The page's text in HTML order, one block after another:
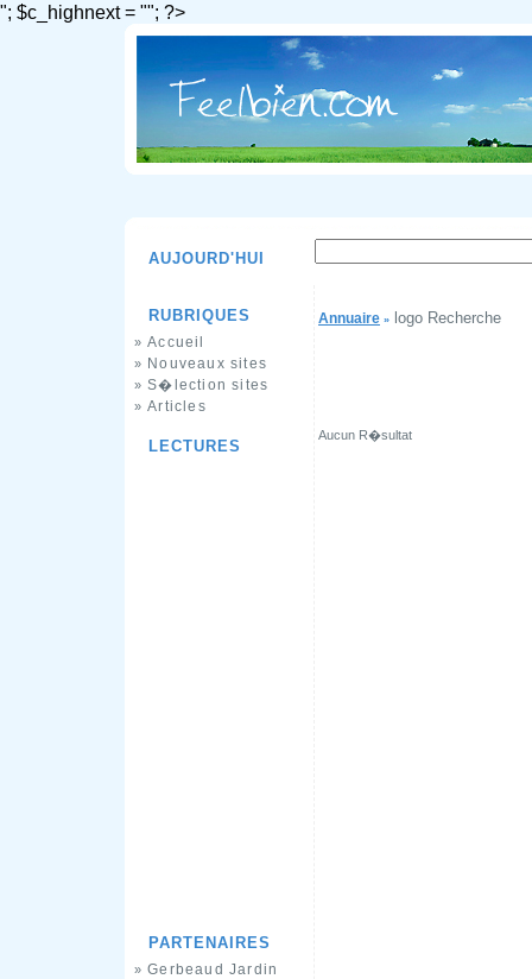
"; $c_highnext = ""; ?>
AUJOURD'HUI
RUBRIQUES
» Accueil
» Nouveaux sites
» S�lection sites
» Articles
LECTURES
PARTENAIRES
» Gerbeaud Jardin
Annuaire » logo Recherche
Aucun R�sultat